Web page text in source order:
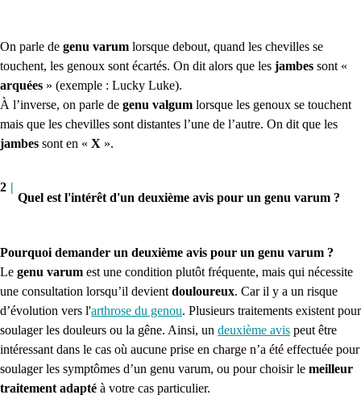
On parle de genu varum lorsque debout, quand les chevilles se
touchent, les genoux sont écartés. On dit alors que les jambes sont «
arquées » (exemple : Lucky Luke).
À l’inverse, on parle de genu valgum lorsque les genoux se touchent
mais que les chevilles sont distantes l’une de l’autre. On dit que les
jambes sont en « X ».
2 |
Quel est l'intérêt d'un deuxième avis pour un genu varum ?
Pourquoi demander un deuxième avis pour un genu varum ?
Le genu varum est une condition plutôt fréquente, mais qui nécessite
une consultation lorsqu’il devient douloureux. Car il y a un risque
d’évolution vers l'arthrose du genou. Plusieurs traitements existent pour
soulager les douleurs ou la gêne. Ainsi, un deuxième avis peut être
intéressant dans le cas où aucune prise en charge n’a été effectuée pour
soulager les symptômes d’un genu varum, ou pour choisir le meilleur
traitement adapté à votre cas particulier.